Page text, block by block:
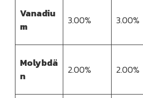
Vanadiu
m
3.00% 3.00%
Molybdä
n
2.00% 2.00%